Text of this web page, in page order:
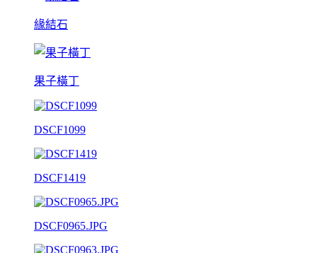
緣結石
果子橫丁
DSCF1099
DSCF1419
DSCF0965.JPG